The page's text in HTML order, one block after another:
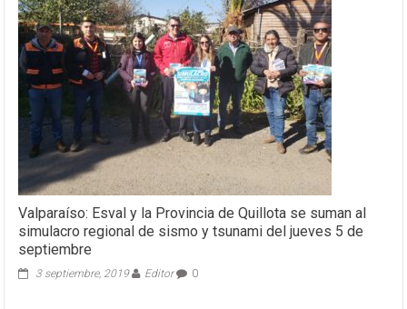
Valparaíso: Esval y la Provincia de Quillota se suman al
simulacro regional de sismo y tsunami del jueves 5 de
septiembre
3 septiembre, 2019 Editor 0